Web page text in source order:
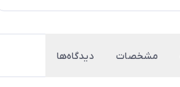
مشخصات دیدگاه‌ها